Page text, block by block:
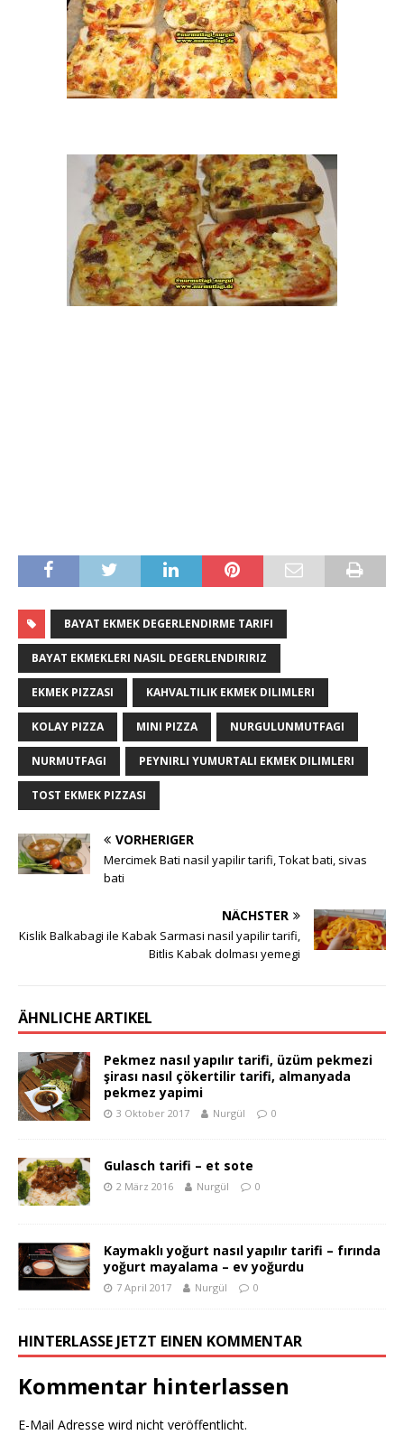
BAYAT EKMEK DEGERLENDIRME TARIFI
BAYAT EKMEKLERI NASIL DEGERLENDIRIRIZ
EKMEK PIZZASI KAHVALTILIK EKMEK DILIMLERI
KOLAY PIZZA MINI PIZZA NURGULUNMUTFAGI
NURMUTFAGI PEYNIRLI YUMURTALI EKMEK DILIMLERI
TOST EKMEK PIZZASI
VORHERIGER
Mercimek Bati nasil yapilir tarifi, Tokat bati, sivas
bati
NÄCHSTER
Kislik Balkabagi ile Kabak Sarmasi nasil yapilir tarifi,
Bitlis Kabak dolması yemegi
ÄHNLICHE ARTIKEL
Pekmez nasıl yapılır tarifi, üzüm pekmezi
şirası nasıl çökertilir tarifi, almanyada
pekmez yapimi
3 Oktober 2017 Nurgül 0
Gulasch tarifi – et sote
2 März 2016 Nurgül 0
Kaymaklı yoğurt nasıl yapılır tarifi – fırında
yoğurt mayalama – ev yoğurdu
7 April 2017 Nurgül 0
HINTERLASSE JETZT EINEN KOMMENTAR
Kommentar hinterlassen
E-Mail Adresse wird nicht veröffentlicht.